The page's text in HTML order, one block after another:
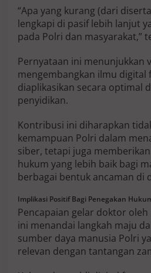
“Apa yang kurang (dari
lengkapi di pasif lebih lanjut
pada Polri dan masyarakat,”
Pernyataan ini menunjukkan
mengembangkan ilmu digital
diaplikasikan secara optimal
penyidikan.
Kontribusi ini diharapkan
kemampuan Polri dalam
siber, tetapi juga
hukum yang lebih baik bagi
berbagai bentuk ancaman di
Implikasi Positif Bagi Penegakan
Pencapaian gelar doktor
ini menandai langkah maju
sumber daya manusia Polri
relevan dengan tantangan